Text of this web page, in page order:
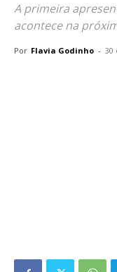
A primeira
acontece na
Por Flavia Godinho - 30